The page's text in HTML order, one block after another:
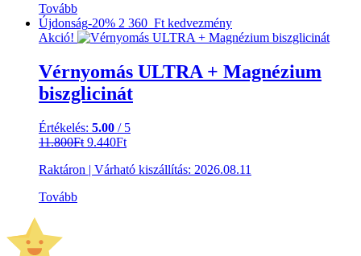
Tovább
Újdonság-20% 2 360 Ft kedvezmény
Akció!
Vérnyomás ULTRA + Magnézium
biszglicinát
Értékelés: 5.00 / 5
11.800Ft Original
was:
9.440FtCurrent
is:
Raktáron | Várható kiszállítás: 2026.08.11
Tovább